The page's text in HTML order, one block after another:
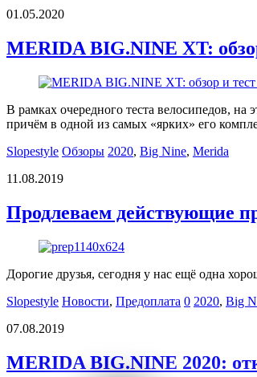
01.05.2020
MERIDA BIG.NINE XT:
В рамках очередного теста велосипедов,
причём в одной из самых «ярких» его
Slopestyle Обзоры 2020, Big Nine, Merida
11.08.2019
Продлеваем действующие
Дорогие друзья, сегодня у нас ещё одна
Slopestyle Новости, Предоплата 0 2020, Big
07.08.2019
MERIDA BIG.NINE 2020: